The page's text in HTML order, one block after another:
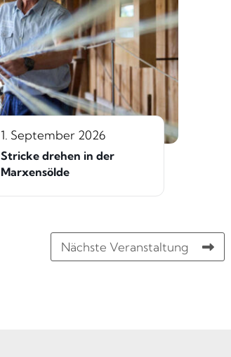
1. September 2026
Stricke drehen in der
Marxensölde
Nächste Veranstaltung